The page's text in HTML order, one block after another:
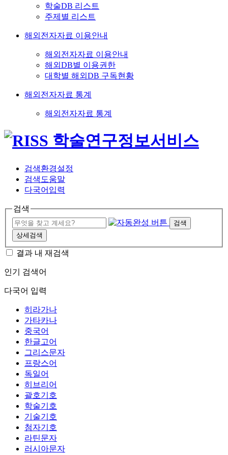
학술DB 리스트
주제별 리스트
해외전자자료 이용안내
해외전자자료 이용안내
해외DB별 이용권한
대학별 해외DB 구독현황
해외전자자료 통계
해외전자자료 통계
검색환경설정
검색도움말
다국어입력
검색
검색
상세검색
결과 내 재검색
인기 검색어
다국어 입력
히라가나
가타카나
중국어
한글고어
그리스문자
프랑스어
독일어
히브리어
괄호기호
학술기호
기술기호
첨자기호
라틴문자
러시아문자